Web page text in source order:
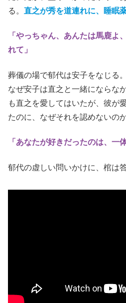
る。 直之が秀を道連れに、睡眠
「やっちゃん、あんたは馬鹿よ
れて」
葬儀の場で郁代は安子をなじる
なぜ安子は直之と一緒にならな
も直之を愛してはいたが、彼が
たのに、なぜそれを認めないの
「あなたが好きだったのは、一
郁代の虚しい問いかけに、棺は